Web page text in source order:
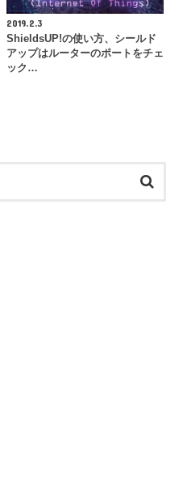
2019.2.3
ShieldsUP!の使い方、シールド
アップはルーターのポートをチェ
ック…